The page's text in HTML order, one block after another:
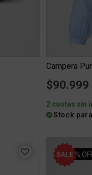
Campera
$90.999
2 cuotas sin
Stock
30%